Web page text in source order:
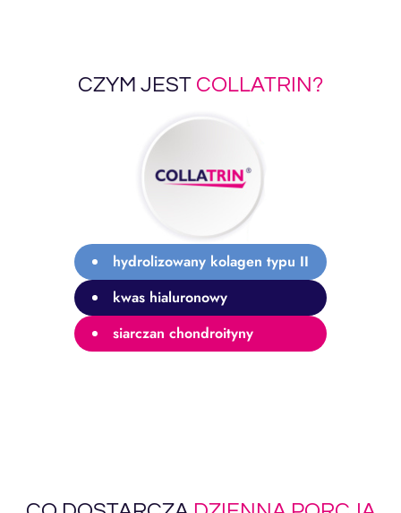
CZYM JEST COLLATRIN?
hydrolizowany kolagen typu II
kwas hialuronowy
siarczan chondroityny